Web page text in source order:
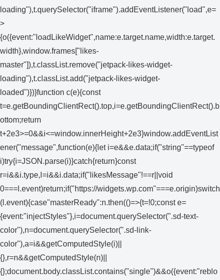
loading"),t.querySelector("iframe").addEventListener("load",e=
>
{o({event:"loadLikeWidget",name:e.target.name,width:e.target.
width},window.frames["likes-
master"]),t.classList.remove("jetpack-likes-widget-
loading"),t.classList.add("jetpack-likes-widget-
loaded")})}function c(e){const
t=e.getBoundingClientRect().top,i=e.getBoundingClientRect().b
ottom;return
t+2e3>=0&&i<=window.innerHeight+2e3}window.addEventList
ener("message",function(e){let i=e&&e.data;if("string"==typeof
i)try{i=JSON.parse(i)}catch{return}const
r=i&&i.type,l=i&&i.data;if("likesMessage"!==r||void
0===l.event)return;if("https://widgets.wp.com"===e.origin)switch
(l.event){case"masterReady":n.then(()=>{t=!0;const e=
{event:"injectStyles"},i=document.querySelector(".sd-text-
color"),n=document.querySelector(".sd-link-
color"),a=i&&getComputedStyle(i)||
{},r=n&&getComputedStyle(n)||
{};document.body.classList.contains("single")&&o({event:"reblo